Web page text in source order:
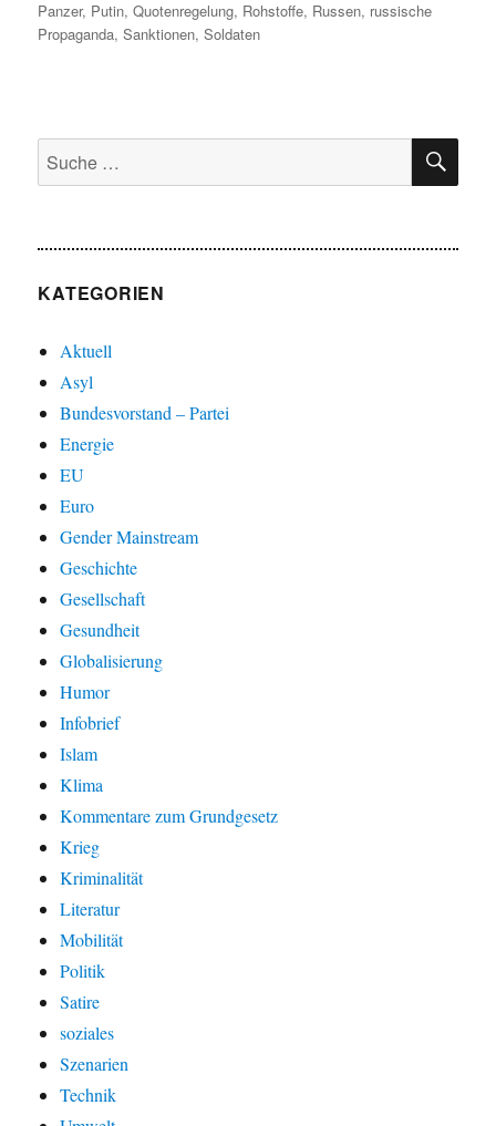
Panzer, Putin,Quotenregelung, Rohstoffe, Russen, russische
Propaganda,Sanktionen,Soldaten
Suche
nach:
KATEGORIEN
Aktuell
Asyl
Bundesvorstand – Partei
Energie
EU
Euro
Gender Mainstream
Geschichte
Gesellschaft
Gesundheit
Globalisierung
Humor
Infobrief
Islam
Klima
Kommentare zum Grundgesetz
Krieg
Kriminalität
Literatur
Mobilität
Politik
Satire
soziales
Szenarien
Technik